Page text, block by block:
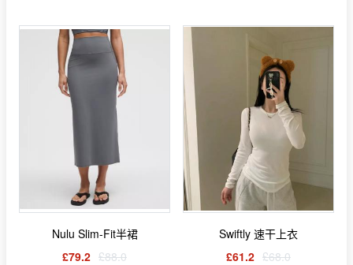
Nulu Slim-Fit半裙
£79.2 £88.0
Swiftly 速干上衣
£61.2 £68.0